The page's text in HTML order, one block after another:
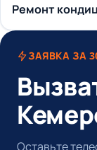
Ремонт
ЗАЯВКА ЗА
Оставьте